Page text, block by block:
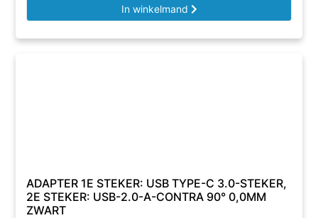
In winkelmand
ADAPTER 1E STEKER: USB TYPE-C 3.0-STEKER,
2E STEKER: USB-2.0-A-CONTRA 90° 0,0MM
ZWART